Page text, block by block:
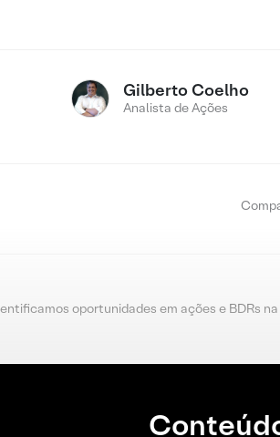
Gilberto Coelho
Analista de Ações
oportunidades em ações e BDRs